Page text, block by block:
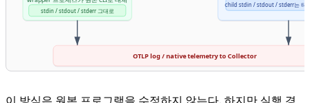
stdin / stdout / stderr 그대로
child stdin / stdout / stderr는 터
OTLP log / native telemetry to Collector